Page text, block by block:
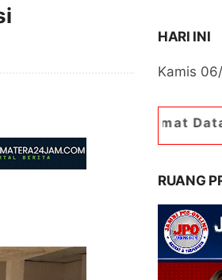
HARI INI
Kamis
Selamat Datang di
RUANG